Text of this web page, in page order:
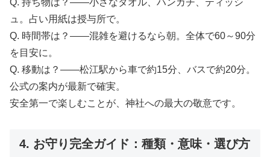
Q. 持ち物は？――小さなタオル、ハンカチ、ティッシ
ュ。占い用紙は授与所で。
Q. 時間帯は？――混雑を避けるなら朝。全体で60～90分
を目安に。
Q. 移動は？――松江駅から車で約15分、バスで約20分。
公式の案内が最新で確実。
安全第一で楽しむことが、神社への最大の敬意です。
4. お守り完全ガイド：種類・意味・選び方